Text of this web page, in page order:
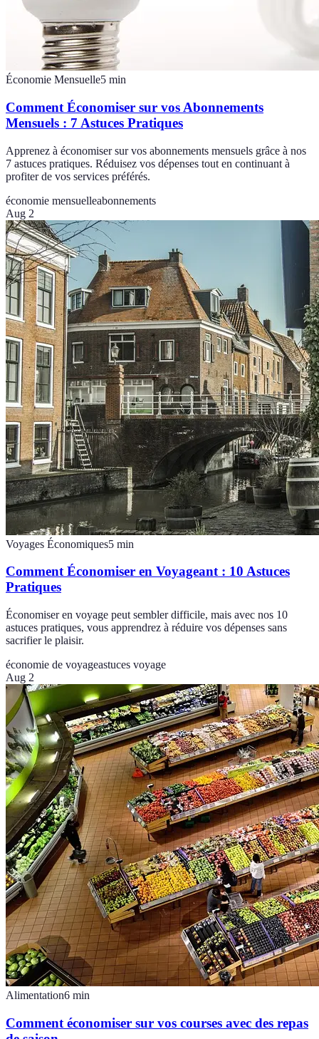
Économie Mensuelle5 min
Comment Économiser sur vos Abonnements
Mensuels : 7 Astuces Pratiques
Apprenez à économiser sur vos abonnements mensuels grâce à nos
7 astuces pratiques. Réduisez vos dépenses tout en continuant à
profiter de vos services préférés.
économie mensuelleabonnements
Aug 2
Voyages Économiques5 min
Comment Économiser en Voyageant : 10 Astuces
Pratiques
Économiser en voyage peut sembler difficile, mais avec nos 10
astuces pratiques, vous apprendrez à réduire vos dépenses sans
sacrifier le plaisir.
économie de voyageastuces voyage
Aug 2
Alimentation6 min
Comment économiser sur vos courses avec des repas